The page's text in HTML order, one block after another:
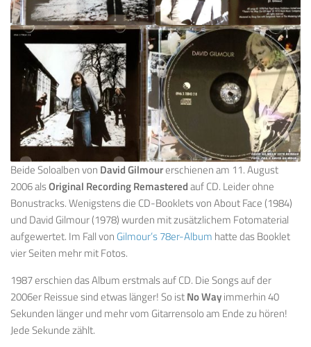
Beide Soloalben von David Gilmourerschienen am 11. August
2006 alsOriginal Recording Remasteredauf CD. Leider ohne
Bonustracks. Wenigstens die CD-Booklets von About Face (1984)
und David Gilmour (1978) wurden mit zusätzlichem Fotomaterial
aufgewertet. Im Fall von Gilmour’s 78er-Album hatte das Booklet
vier Seiten mehr mit Fotos.
1987 erschien das Album erstmals auf CD. Die Songs auf der
2006er Reissue sind etwas länger! So istNo Wayimmerhin 40
Sekunden länger und mehr vom Gitarrensolo am Ende zu hören!
Jede Sekunde zählt.